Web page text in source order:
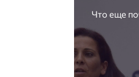
Что еще